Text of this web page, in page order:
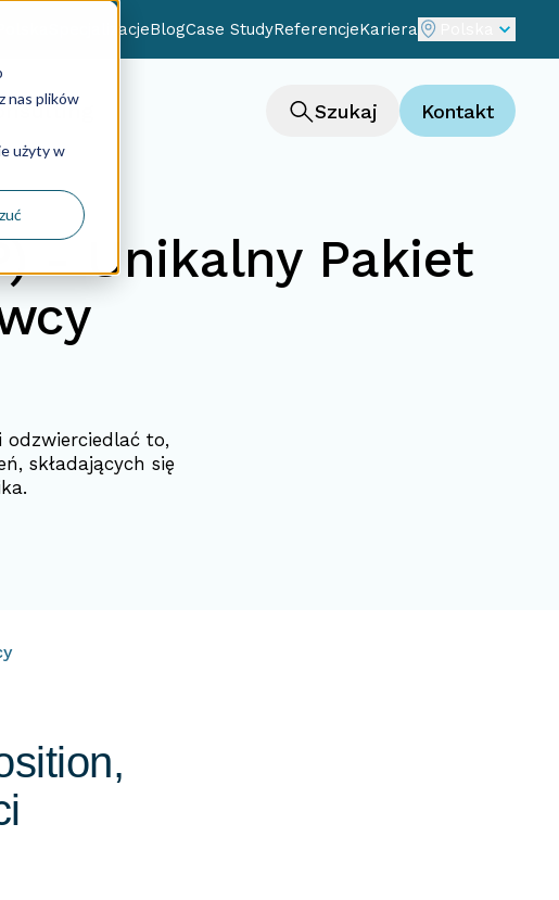
nas plików
użyty w
SpecjalizacjeBlogCase StudyReferencjeKariera
Szukaj Kontakt
- Unikalny Pakiet
to,
składających się